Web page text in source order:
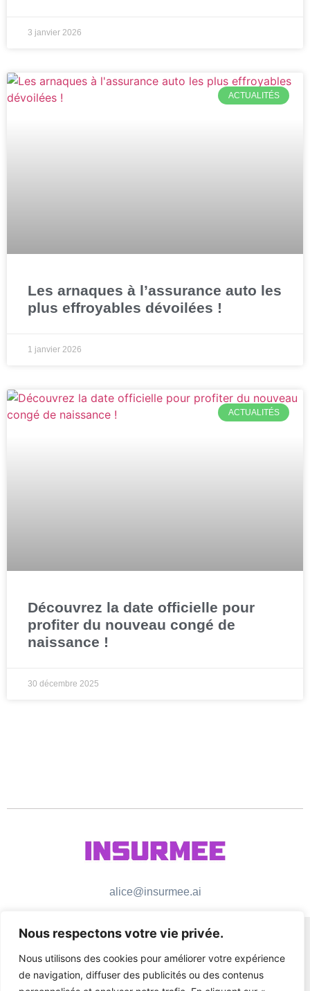
Nous respectons votre vie privée.
Nous utilisons des cookies pour améliorer votre expérience
de navigation, diffuser des publicités ou des contenus
3 janvier 2026
ACTUALITÉS
Les arnaques à l’assurance auto les
plus effroyables dévoilées !
1 janvier 2026
ACTUALITÉS
Découvrez la date officielle pour
profiter du nouveau congé de
naissance !
30 décembre 2025
alice@insurmee.ai